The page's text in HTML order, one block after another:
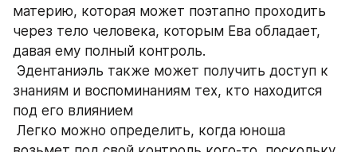
материю, которая может поэтапно проходить
через тело человека, которым Ева обладает,
давая ему полный контроль.
знаниям и воспоминаниям тех, кто находится
под его влиянием